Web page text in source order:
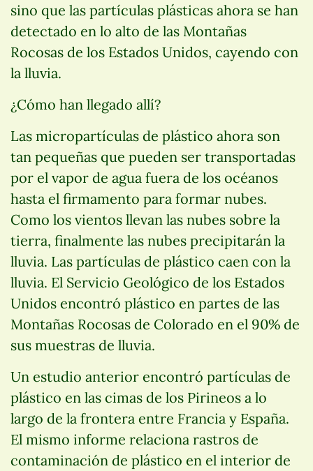
sino que las partículas plásticas ahora se han
detectado en lo alto de las Montañas
Rocosas de los Estados Unidos, cayendo con
la lluvia.
¿Cómo han llegado allí?
Las micropartículas de plástico ahora son
tan pequeñas que pueden ser transportadas
por el vapor de agua fuera de los océanos
hasta el firmamento para formar nubes.
Como los vientos llevan las nubes sobre la
tierra, finalmente las nubes precipitarán la
lluvia. Las partículas de plástico caen con la
lluvia. El Servicio Geológico de los Estados
Unidos encontró plástico en partes de las
Montañas Rocosas de Colorado en el 90% de
sus muestras de lluvia.
Un estudio anterior encontró partículas de
plástico en las cimas de los Pirineos a lo
largo de la frontera entre Francia y España.
El mismo informe relaciona rastros de
contaminación de plástico en el interior de